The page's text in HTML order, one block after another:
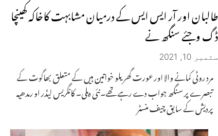
طالبان اور آر ایس ایس کے درمیان مشابہت کاخاکہ کھینچا
ڈگ وجئے سنگھ نے
ستمبر 10, 2021
مرد روٹی کمانے والا اور عورت گھریلو خواتین ہیں کے متعلق بھاگوت کے
تبصرے پر سنگھ جواب دے رہے تھے۔نئی دہلی۔ کانگریس لیڈر او رمدھیہ
پردیش کے سابق چیف منسٹر